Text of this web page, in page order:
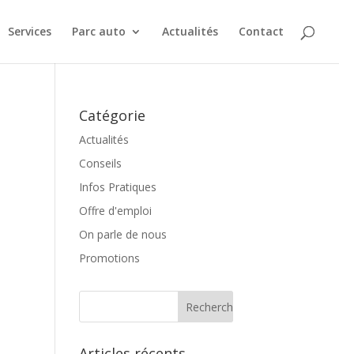
Services Parc auto Actualités Contact
Catégorie
Actualités
Conseils
Infos Pratiques
Offre d'emploi
On parle de nous
Promotions